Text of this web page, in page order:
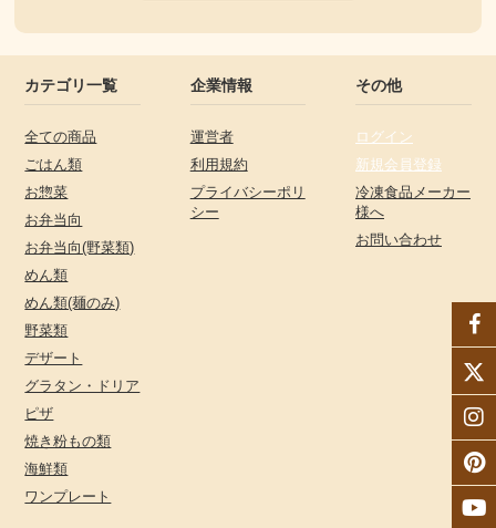
カテゴリ一覧
全ての商品
ごはん類
お惣菜
お弁当向
お弁当向(野菜類)
めん類
めん類(麺のみ)
野菜類
デザート
グラタン・ドリア
ピザ
焼き粉もの類
海鮮類
ワンプレート
企業情報
運営者
利用規約
プライバシーポリ
シー
その他
ログイン
新規会員登録
冷凍食品メーカー
様へ
お問い合わせ